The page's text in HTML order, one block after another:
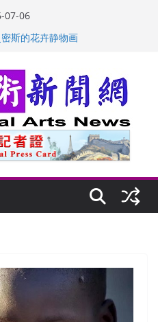
07-06
着攀枝花的千里乡愁
：幽默和难以言喻的快乐